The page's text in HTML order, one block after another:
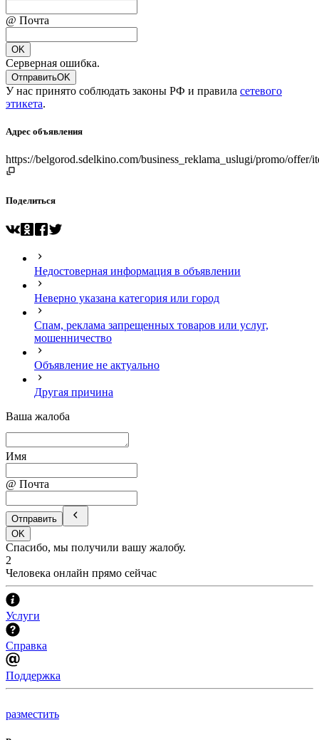
@ Почта
OK
Серверная ошибка.
ОтправитьOK
У нас принято соблюдать законы РФ и правила сетевого
этикета.
Адрес объявления
https://belgorod.sdelkino.com/business_reklama_uslugi/promo/offer/
Поделиться
Недостоверная информация в объявлении
Неверно указана категория или город
Спам, реклама запрещенных товаров или услуг,
мошенничество
Объявление не актуально
Другая причина
Ваша жалоба
Имя
@ Почта
Отправить
OK
Спасибо, мы получили вашу жалобу.
2
Человека онлайн прямо сейчас
Услуги
Справка
Поддержка
разместить